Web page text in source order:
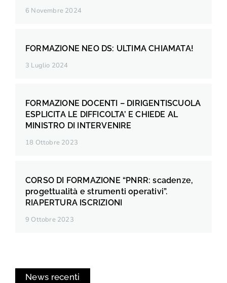
6 Novembre 2024
FORMAZIONE NEO DS: ULTIMA CHIAMATA!
3 Luglio 2024
FORMAZIONE DOCENTI – DIRIGENTISCUOLA
ESPLICITA LE DIFFICOLTA’ E CHIEDE AL
MINISTRO DI INTERVENIRE
18 Ottobre 2023
CORSO DI FORMAZIONE “PNRR: scadenze,
progettualità e strumenti operativi”.
RIAPERTURA ISCRIZIONI
9 Ottobre 2023
News recenti